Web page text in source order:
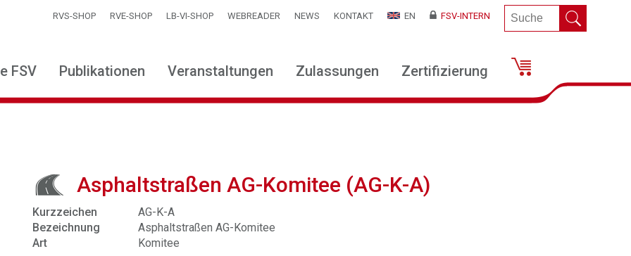
RVS-SHOP RVE-SHOP LB-VI-SHOP WEBREADER NEWS KONTAKT EN FSV-INTERN
FSV Publikationen Veranstaltungen Zulassungen Zertifizierung
Asphaltstraßen AG-Komitee (AG-K-A)
Kurzzeichen
AG-K-A
Bezeichnung
Asphaltstraßen AG-Komitee
Art
Komitee